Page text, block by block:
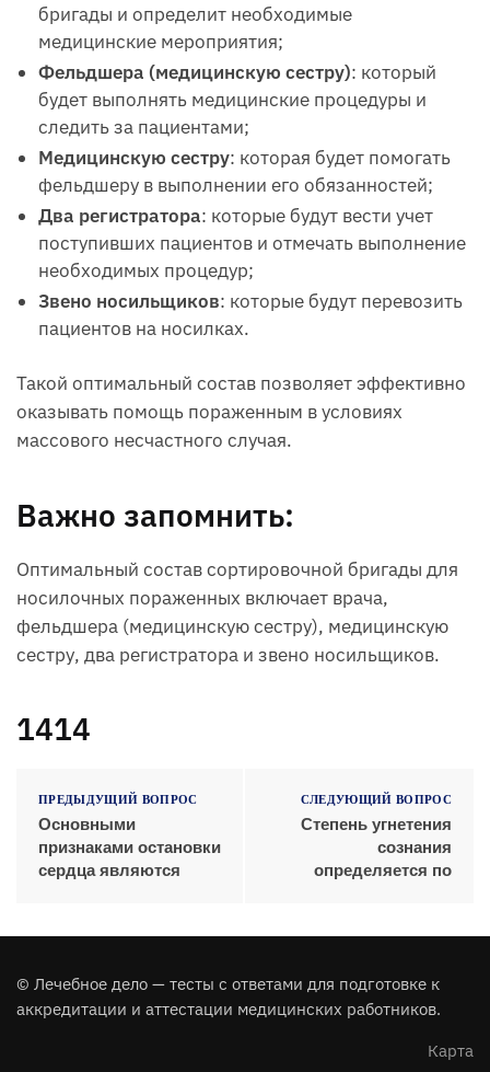
бригады и определит необходимые
медицинские мероприятия;
Фельдшера (медицинскую сестру): который
будет выполнять медицинские процедуры и
следить за пациентами;
Медицинскую сестру: которая будет помогать
фельдшеру в выполнении его обязанностей;
Два регистратора: которые будут вести учет
поступивших пациентов и отмечать выполнение
необходимых процедур;
Звено носильщиков: которые будут перевозить
пациентов на носилках.
Такой оптимальный состав позволяет эффективно
оказывать помощь пораженным в условиях
массового несчастного случая.
Важно запомнить:
Оптимальный состав сортировочной бригады для
носилочных пораженных включает врача,
фельдшера (медицинскую сестру), медицинскую
сестру, два регистратора и звено носильщиков.
1414
ПРЕДЫДУЩИЙ ВОПРОС
Основными
признаками остановки
сердца являются
СЛЕДУЮЩИЙ ВОПРОС
Степень угнетения
сознания
определяется по
© Лечебное дело — тесты с ответами для подготовке к
аккредитации и аттестации медицинских работников.
Карта